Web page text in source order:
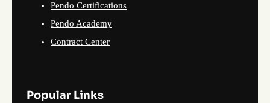
Pendo Certifications
Pendo Academy
Contract Center
Popular Links